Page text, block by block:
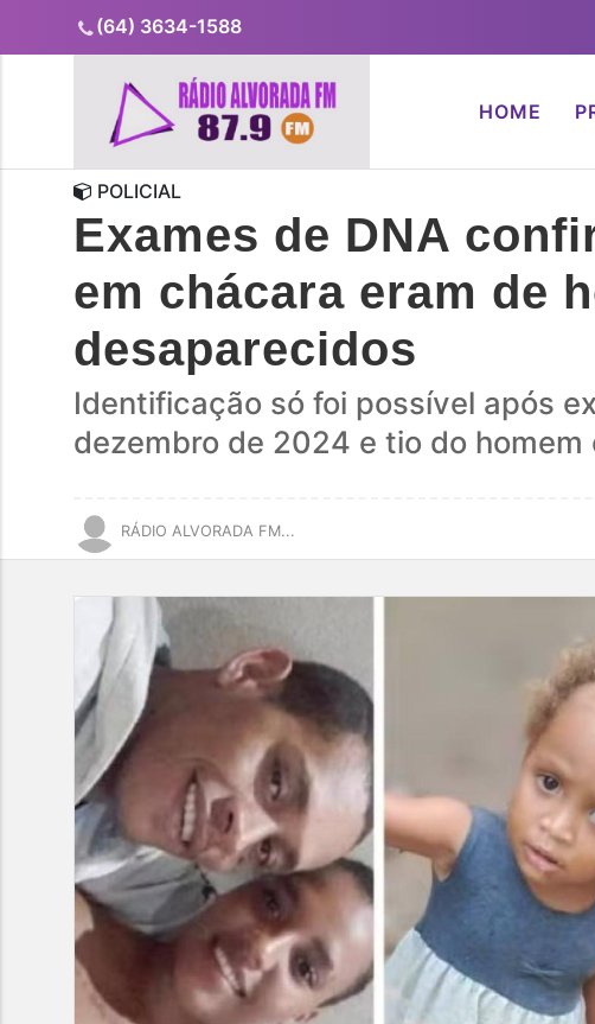
(64) 3634-1588
HOME
POLICIAL
Exames de DNA
em chácara eram de
desaparecidos
Identificação só foi possível após
dezembro de 2024 e tio do homem
RÁDIO ALVORADA FM...